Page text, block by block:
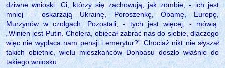
dziwne wnioski. Ci, którzy się zachowują, jak zombie, - ich jest
mniej – oskarżają Ukrainę, Poroszenkę, Obamę, Europę,
Murzynów w czołgach. Pozostali, - tych jest więcej, - mówią:
„Winien jest Putin. Cholera, obiecał zabrać nas do siebie, dlaczego
więc nie wypłaca nam pensji i emerytur?” Chociaż nikt nie słyszał
takich obietnic, wielu mieszkańców Donbasu doszło właśnie do
takiego wniosku.